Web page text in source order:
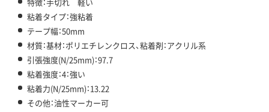
粘着タイプ：強粘着
テープ幅：50mm
材質：基材：ポリエチレンクロス、粘着剤：アクリル系
引張強度(N/25mm)：97.7
粘着強度：4：強い
粘着力(N/25mm)：13.22
その他：油性マーカー可